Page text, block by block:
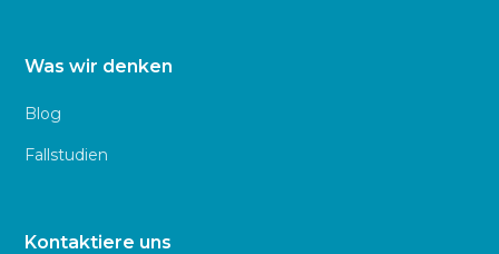
Was wir denken
Blog
Fallstudien
Kontaktiere uns